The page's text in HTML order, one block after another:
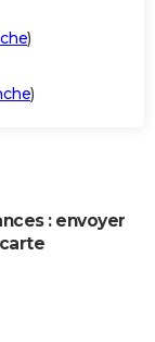
)
)
: envoyer